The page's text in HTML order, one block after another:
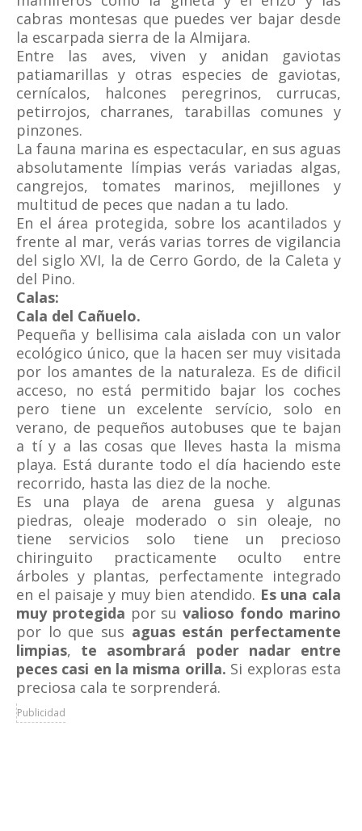
cabras montesas que puedes ver bajar desde
la escarpada sierra de la Almijara.
Entre las aves, viven y anidan gaviotas
patiamarillas y otras especies de gaviotas,
cernícalos, halcones peregrinos, currucas,
petirrojos, charranes, tarabillas comunes y
pinzones.
La fauna marina es espectacular, en sus aguas
absolutamente límpias verás variadas algas,
cangrejos, tomates marinos, mejillones y
multitud de peces que nadan a tu lado.
En el área protegida, sobre los acantilados y
frente al mar, verás varias torres de vigilancia
del siglo XVI, la de Cerro Gordo, de la Caleta y
del Pino.
Calas:
Cala del Cañuelo.
Pequeña y bellisima cala aislada con un valor
ecológico único, que la hacen ser muy visitada
por los amantes de la naturaleza. Es de dificil
acceso, no está permitido bajar los coches
pero tiene un excelente servício, solo en
verano, de pequeños autobuses que te bajan
a tí y a las cosas que lleves hasta la misma
playa. Está durante todo el día haciendo este
recorrido, hasta las diez de la noche.
Es una playa de arena guesa y algunas
piedras, oleaje moderado o sin oleaje, no
tiene servicios solo tiene un precioso
chiringuito practicamente oculto entre
árboles y plantas, perfectamente integrado
en el paisaje y muy bien atendido. Es una cala
muy protegida por suvalioso fondo marino
por lo que sus aguas están perfectamente
limpias, te asombrará poder nadar entre
peces casi en la misma orilla. Si exploras esta
preciosa cala te sorprenderá.
Publicidad